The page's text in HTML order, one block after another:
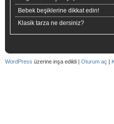
Bebek beşiklerine dikkat edin!
Klasik tarza ne dersiniz?
WordPress üzerine inşa edildi | Oturum aç |